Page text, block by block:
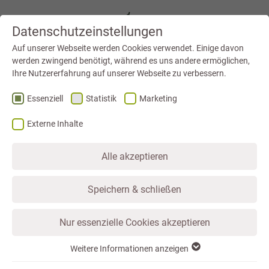
LEIPZIG NEUSEENLAND
BLOG
Datenschutzeinstellungen
Auf unserer Webseite werden Cookies verwendet. Einige davon
werden zwingend benötigt, während es uns andere ermöglichen,
Ihre Nutzererfahrung auf unserer Webseite zu verbessern.
Essenziell Statistik Marketing
Externe Inhalte
Alle akzeptieren
Speichern & schließen
Nur essenzielle Cookies akzeptieren
Weitere Informationen anzeigen